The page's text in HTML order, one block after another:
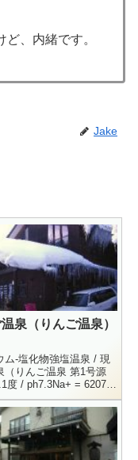
、内緒です。
Jake
泉（りんご温泉）
ム-塩化物強塩温泉 / 現
（りんご温泉 第1号源
度 / ph7.3Na+ = 6207 /
/ Mg++ = 2735 /